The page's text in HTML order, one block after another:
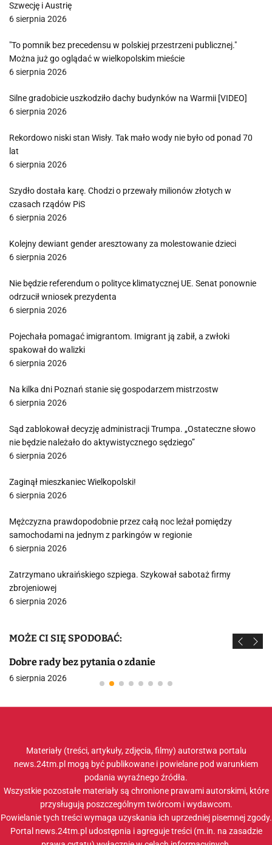
Szwecję i Austrię
6 sierpnia 2026
"To pomnik bez precedensu w polskiej przestrzeni publicznej."
Można już go oglądać w wielkopolskim mieście
6 sierpnia 2026
Silne gradobicie uszkodziło dachy budynków na Warmii [VIDEO]
6 sierpnia 2026
Rekordowo niski stan Wisły. Tak mało wody nie było od ponad 70
lat
6 sierpnia 2026
Szydło dostała karę. Chodzi o przewały milionów złotych w
czasach rządów PiS
6 sierpnia 2026
Kolejny dewiant gender aresztowany za molestowanie dzieci
6 sierpnia 2026
Nie będzie referendum o polityce klimatycznej UE. Senat ponownie
odrzucił wniosek prezydenta
6 sierpnia 2026
Pojechała pomagać imigrantom. Imigrant ją zabił, a zwłoki
spakował do walizki
6 sierpnia 2026
Na kilka dni Poznań stanie się gospodarzem mistrzostw
6 sierpnia 2026
Sąd zablokował decyzję administracji Trumpa. „Ostateczne słowo
nie będzie należało do aktywistycznego sędziego”
6 sierpnia 2026
Zaginął mieszkaniec Wielkopolski!
6 sierpnia 2026
Mężczyzna prawdopodobnie przez całą noc leżał pomiędzy
samochodami na jednym z parkingów w regionie
6 sierpnia 2026
Zatrzymano ukraińskiego szpiega. Szykował sabotaż firmy
zbrojeniowej
6 sierpnia 2026
MOŻE CI SIĘ SPODOBAĆ:
Dobre rady bez pytania o zdanie
6 sierpnia 2026
Materiały (treści, artykuły, zdjęcia, filmy) autorstwa portalu
news.24tm.pl mogą być publikowane i powielane pod warunkiem
podania wyraźnego źródła.
Wszystkie pozostałe materiały są chronione prawami autorskimi, które
przysługują poszczególnym twórcom i wydawcom.
Powielanie tych treści wymaga uzyskania ich uprzedniej pisemnej zgody.
Portal news.24tm.pl udostępnia i agreguje treści (m.in. na zasadzie